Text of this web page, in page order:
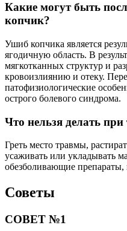
Какие могут быть
копчик?
Ушиб копчика является
ягодичную область. В
мягкотканных структур и
кровоизлиянию и отеку.
патофизиологические
острого болевого синдрома.
Что нельзя делать
Греть место травмы,
усаживать или укладывать
обезболивающие препараты,
Советы
СОВЕТ №1